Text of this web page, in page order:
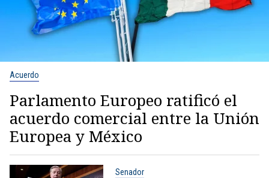
Acuerdo
Parlamento Europeo ratificó el
acuerdo comercial entre la Unión
Europea y México
Senador